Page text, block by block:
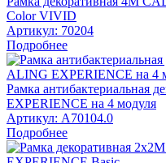
Color VIVID
Артикул: 70204
Подробнее
Рамка антибактериальная
EXPERIENCE на 4 модуля
Артикул: A70104.0
Подробнее